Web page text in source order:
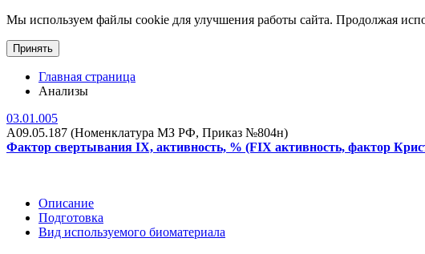
Мы используем файлы cookie для улучшения работы сайта. Продолжая
Принять
Главная страница
Анализы
03.01.005
A09.05.187 (Номенклатура МЗ РФ, Приказ №804н)
Фактор свертывания IX, активность, % (FIX активность, фактор
Описание
Подготовка
Вид используемого биоматериала